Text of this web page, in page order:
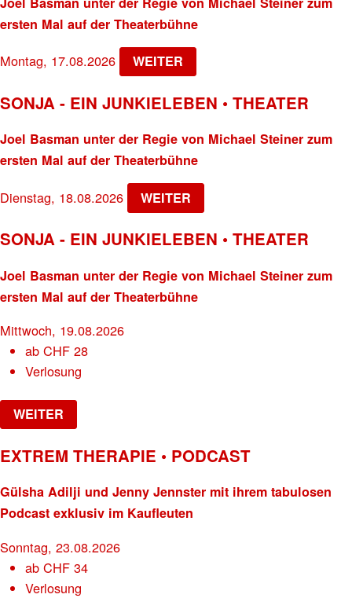
ersten Mal auf der Theaterbühne
Montag, 17.08.2026 WEITER
SONJA - EIN JUNKIELEBEN • THEATER
Joel Basman unter der Regie von Michael Steiner zum
ersten Mal auf der Theaterbühne
Dienstag, 18.08.2026 WEITER
SONJA - EIN JUNKIELEBEN • THEATER
Joel Basman unter der Regie von Michael Steiner zum
ersten Mal auf der Theaterbühne
Mittwoch, 19.08.2026
abCHF 28
Verlosung
WEITER
EXTREM THERAPIE • PODCAST
Gülsha Adilji und Jenny Jennster mit ihrem tabulosen
Podcast exklusiv im Kaufleuten
Sonntag, 23.08.2026
abCHF 34
Verlosung